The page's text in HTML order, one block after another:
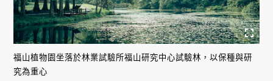
福山植物園坐落於林業試驗所福山研究中心試驗林，以保種與研
究為重心